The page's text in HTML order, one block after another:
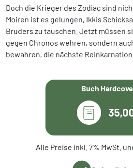
Doch die Krieger des Zodiac sind
Moiren ist es gelungen, Ikkis
Bruders zu tauschen. Jetzt müssen
gegen Chronos wehren, sondern
bewahren, die nächste
Buch
Alle Preise inkl. 7% MwSt.